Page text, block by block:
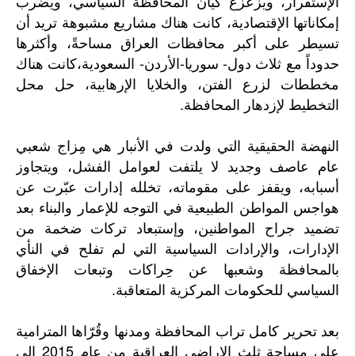
إمكاناتها الإقتصادية، كانت هناك مشاريع مشبوهة تريد أن
تسيطر على أكبر محافظات العراق مساحةً، وأكثرها
حدوداً مع ثلاث دول- سوريا-الأردن- السعودية،كانت هناك
مخططات لزرع الفتن، والخلايا الإرهابية، حل محل
التخطيط لإزدهار المحافظة.
النهضة الحقيقية التي ولدت في الأنبار هي مِزاج شعبي
عام عاصف وجديد لا يلتفت لعوامل الفشل، ويتجاوز
أسبابه، ويقفز على مقوماته، تخلله إدارات عبّرت عن
هواجس المواطن الطبيعية في التوجه للإعمار والبناء بعد
تضميد جراح المواطنين، وإستبعاد تركات ضخمة من
الإدارات، والإرادات السياسية التي لم تفلح في النأي
بالمحافظة وشعبها عن حِراكات وتبعات الإخفاق
السياسي للحكومات المركزية المتعاقبة.
بعد تحرير كامل تراب المحافظة ومدنها وقُرّاها المترامية
على مساحة ثلث الإراضي العراقية من عام 2015 الى